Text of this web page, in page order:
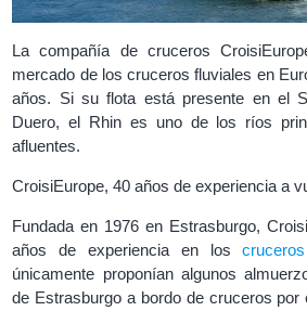
La compañía de cruceros
mercado de los cruceros fluviales en
años. Si su flota está presente en el
Duero, el Rhin es uno de los ríos
afluentes.
CroisiEurope, 40 años de experiencia a
Fundada en 1976 en Estrasburgo,
años de experiencia en los
únicamente proponían algunos
de Estrasburgo a bordo de cruceros por